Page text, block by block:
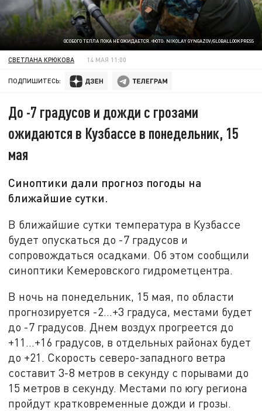
ОСОБОГО ТЕПЛА ПОКА НЕ ОЖИДАЕТСЯ. ФОТО: NIKOLAY GYNGAZOV/GLOBALLOOKPRESS
СВЕТЛАНА КРЮКОВА 14 МАЯ 11:00
ПОДПИШИТЕСЬ:
До -7 градусов и дожди с грозами
ожидаются в Кузбассе в понедельник, 15
мая
Синоптики дали прогноз погоды на
ближайшие сутки.
В ближайшие сутки температура в Кузбассе
будет опускаться до -7 градусов и
сопровождаться осадками. Об этом сообщили
синоптики Кемеровского гидрометцентра.
В ночь на понедельник, 15 мая, по области
прогнозируется -2…+3 градуса, местами будет
до -7 градусов. Днем воздух прогреется до
+11…+16 градусов, в отдельных районах будет
до +21. Скорость северо-западного ветра
составит 3-8 метров в секунду с порывами до
15 метров в секунду. Местами по югу региона
пройдут кратковременные дожди и грозы.